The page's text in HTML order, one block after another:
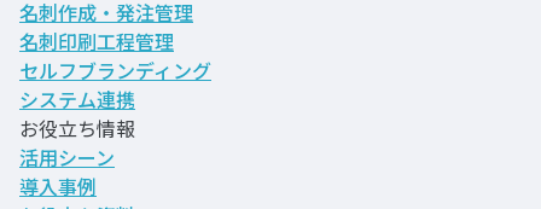
名刺作成・発注管理
名刺印刷工程管理
セルフブランディング
システム連携
お役立ち情報
活用シーン
導入事例